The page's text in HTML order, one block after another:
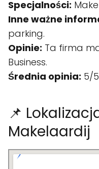
Specjalności:
Inne ważne
parking.
Opinie: Ta firma
Business.
Średnia opinia: 5/
📌
Makelaardij